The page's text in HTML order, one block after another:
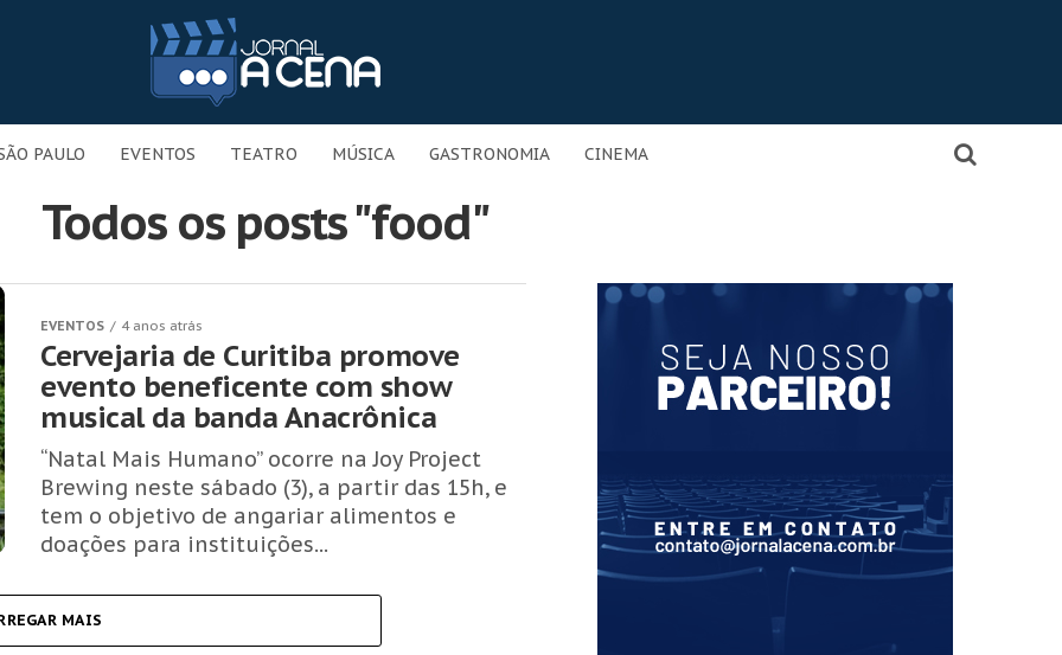
PAULO EVENTOS TEATRO MÚSICA GASTRONOMIA CINEMA
Todos os posts "food"
EVENTOS 4 anos atrás
Cervejaria de Curitiba promove
evento beneficente com show
musical da banda Anacrônica
“Natal Mais Humano” ocorre na Joy Project
Brewing neste sábado (3), a partir das 15h, e
tem o objetivo de angariar alimentos e
doações para instituições...
MAIS